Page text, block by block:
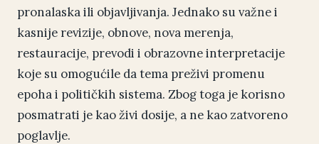
pronalaska ili objavljivanja. Jednako su važne i
kasnije revizije, obnove, nova merenja,
restauracije, prevodi i obrazovne interpretacije
koje su omogućile da tema preživi promenu
epoha i političkih sistema. Zbog toga je korisno
posmatrati je kao živi dosije, a ne kao zatvoreno
poglavlje.